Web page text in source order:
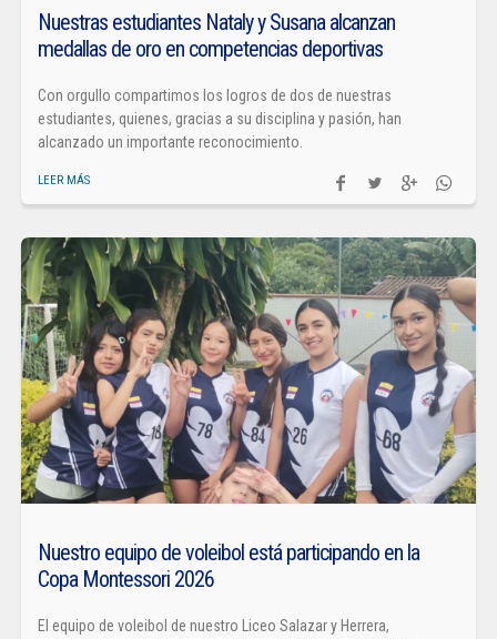
Nuestras estudiantes Nataly y Susana alcanzan
medallas de oro en competencias deportivas
Con orgullo compartimos los logros de dos de nuestras
estudiantes, quienes, gracias a su disciplina y pasión, han
alcanzado un importante reconocimiento.
LEER MÁS
Nuestro equipo de voleibol está participando en la
Copa Montessori 2026
El equipo de voleibol de nuestro Liceo Salazar y Herrera,